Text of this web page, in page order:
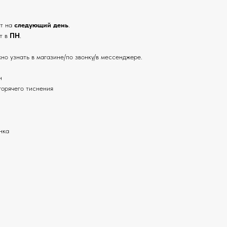
на следующий день
в ПН
узнать в магазине/по звонку/в мессенджере.
тиснения